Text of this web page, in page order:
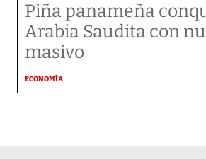
Piña panameña
Arabia Saudita con
masivo
ECONOMÍA